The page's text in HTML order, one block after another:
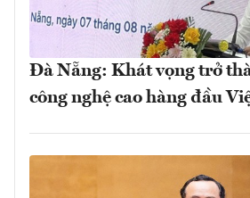
Đà Nẵng: Khát vọng trở
công nghệ cao hàng đầu